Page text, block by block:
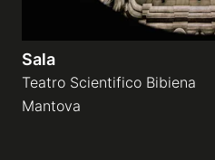
Tecnica e
Sala
Teatro Scientifico Bibiena
Mantova